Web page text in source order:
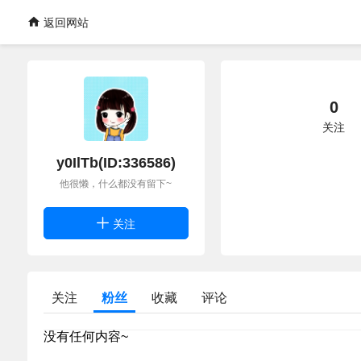
返回网站
y0IlTb(ID:336586)
他很懒，什么都没有留下~
关注
0
关注
关注 粉丝 收藏 评论
没有任何内容~